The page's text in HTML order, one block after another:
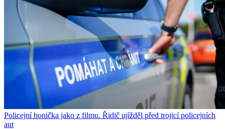
Policejní honička jako z filmu. Řidič ujížděl před trojicí policejních
aut